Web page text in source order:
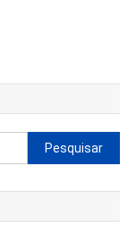
Pesquisar
por: